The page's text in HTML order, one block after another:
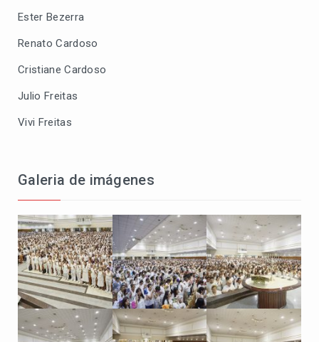
Ester Bezerra
Renato Cardoso
Cristiane Cardoso
Julio Freitas
Vivi Freitas
Galeria de imágenes